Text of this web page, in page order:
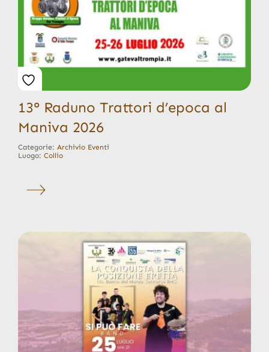
13° Raduno Trattori d’epoca al
Maniva 2026
Categorie: Archivio Eventi
Luogo: Collio